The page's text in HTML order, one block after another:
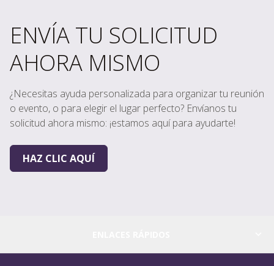
ENVÍA TU SOLICITUD
AHORA MISMO
¿Necesitas ayuda personalizada para organizar tu reunión
o evento, o para elegir el lugar perfecto? Envíanos tu
solicitud ahora mismo: ¡estamos aquí para ayudarte!
HAZ CLIC AQUÍ